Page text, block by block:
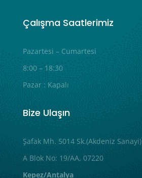
Çalışma Saatlerimiz
Pazartesi – Cumartesi
8:00 – 18:30
Pazar : Kapalı
Bize Ulaşın
Şafak Mh. 5014 Sk.(Akdeniz Sanayi)
A Blok No: 19/AA, 07220
Kepez/Antalya